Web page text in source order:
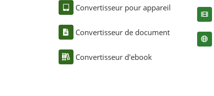
Convertisseur pour appareil
Convertisseur de document
Convertisseur d'ebook